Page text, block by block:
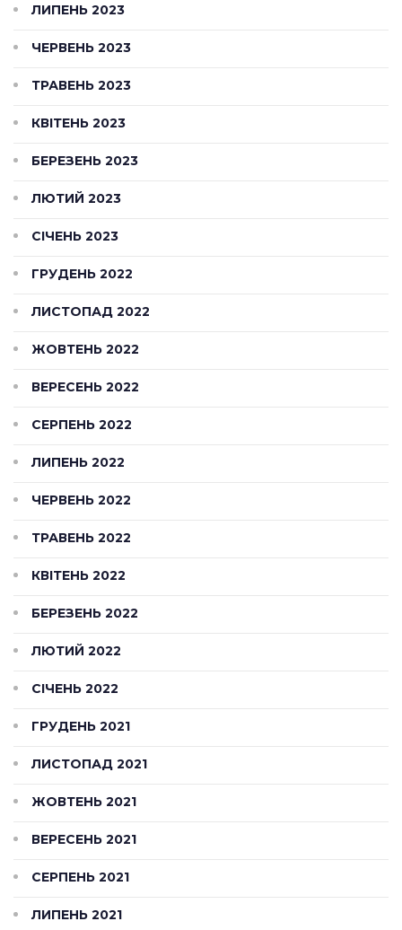
ЛИПЕНЬ 2023
ЧЕРВЕНЬ 2023
ТРАВЕНЬ 2023
КВІТЕНЬ 2023
БЕРЕЗЕНЬ 2023
ЛЮТИЙ 2023
СІЧЕНЬ 2023
ГРУДЕНЬ 2022
ЛИСТОПАД 2022
ЖОВТЕНЬ 2022
ВЕРЕСЕНЬ 2022
СЕРПЕНЬ 2022
ЛИПЕНЬ 2022
ЧЕРВЕНЬ 2022
ТРАВЕНЬ 2022
КВІТЕНЬ 2022
БЕРЕЗЕНЬ 2022
ЛЮТИЙ 2022
СІЧЕНЬ 2022
ГРУДЕНЬ 2021
ЛИСТОПАД 2021
ЖОВТЕНЬ 2021
ВЕРЕСЕНЬ 2021
СЕРПЕНЬ 2021
ЛИПЕНЬ 2021